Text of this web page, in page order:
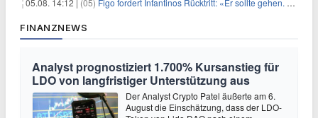
05.08. 14:12 | (05) Figo fordert Infantinos Rücktritt: «Er sollte gehen. Jetzt»
FINANZNEWS
Analyst prognostiziert 1.700% Kursanstieg für
LDO von langfristiger Unterstützung aus
Der Analyst Crypto Patel äußerte am 6.
August die Einschätzung, dass der LDO-